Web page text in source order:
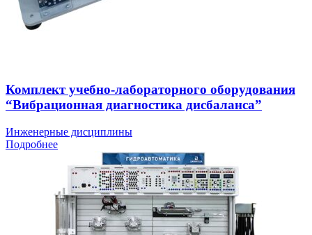
Комплект учебно-лабораторного оборудования
“Вибрационная диагностика дисбаланса”
Инженерные дисциплины
Подробнее